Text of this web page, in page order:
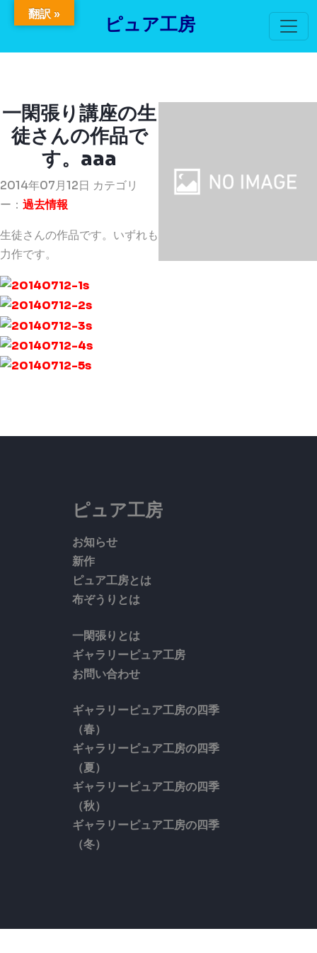
ピュア工房
一閑張り講座の生
徒さんの作品で
す。aaa
2014年07月12日 カテゴリ
ー： 過去情報
生徒さんの作品です。いずれも
力作です。
ピュア工房
お知らせ
新作
ピュア工房とは
布ぞうりとは
一閑張りとは
ギャラリーピュア工房
お問い合わせ
ギャラリーピュア工房の四季
（春）
ギャラリーピュア工房の四季
（夏）
ギャラリーピュア工房の四季
（秋）
ギャラリーピュア工房の四季
（冬）
翻訳 »